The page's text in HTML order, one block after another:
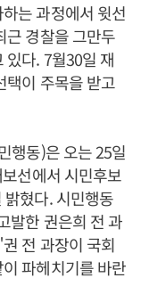
는 과정에서 윗선
근 경찰을 그만두
있다. 7월30일 재
택이 주목을 받고
행동)은 오는 25일
선에서 시민후보
혔다. 시민행동
발한 권은희 전 과
전 과장이 국회
파헤치기를 바란